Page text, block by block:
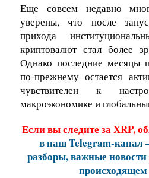
Еще совсем недавно
уверены, что после
прихода
криптовалют стал более
Однако последние месяцы
по-прежнему остается
чувствителен к
макроэкономике и
Если вы следите за XRP,
в наш Telegram-
разборы, важные